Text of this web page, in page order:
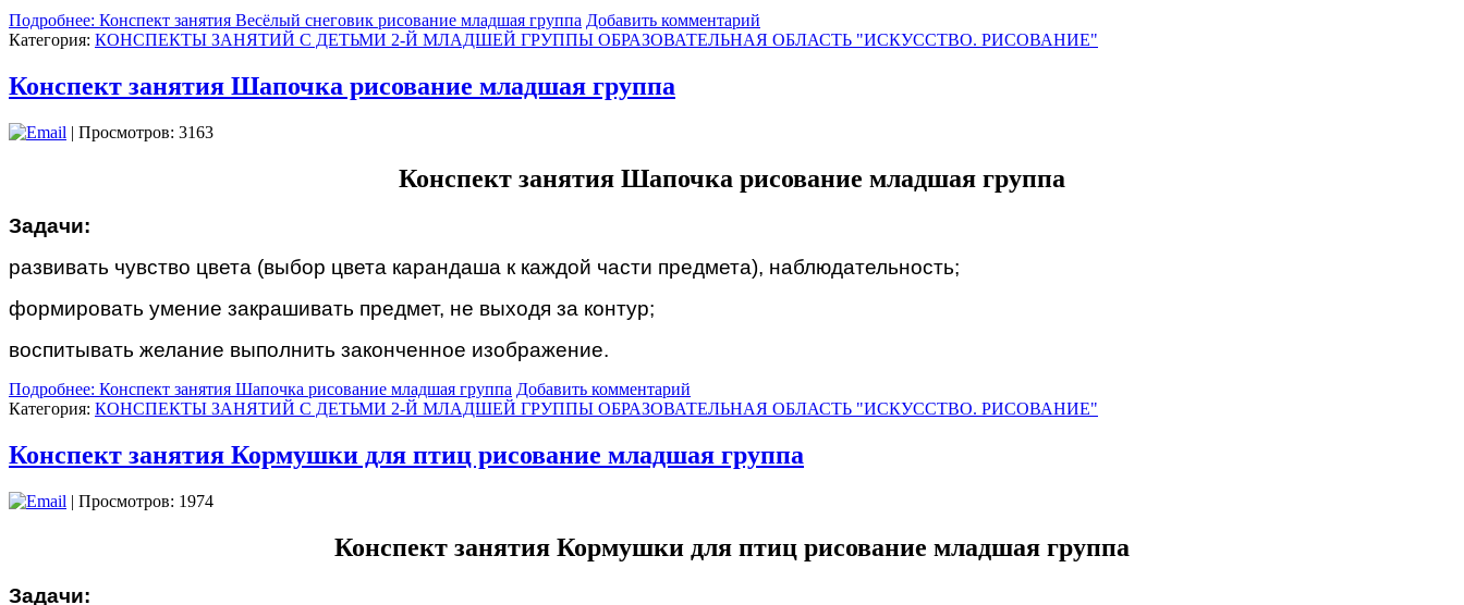
Подробнее: Конспект занятия Весёлый снеговик рисование младшая группа Добавить комментарий
Категория: КОНСПЕКТЫ ЗАНЯТИЙ С ДЕТЬМИ 2-Й МЛАДШЕЙ ГРУППЫ ОБРАЗОВАТЕЛЬНАЯ ОБЛАСТЬ "ИСКУССТВО. РИСОВАНИЕ"
Конспект занятия Шапочка рисование младшая группа
| Просмотров: 3163
Конспект занятия Шапочка рисование младшая группа
Задачи:
развивать чувство цвета (выбор цвета карандаша к каждой части предмета), наблюдательность;
формировать умение закрашивать предмет, не выходя за контур;
воспитывать желание выполнить законченное изображение.
Подробнее: Конспект занятия Шапочка рисование младшая группа Добавить комментарий
Категория: КОНСПЕКТЫ ЗАНЯТИЙ С ДЕТЬМИ 2-Й МЛАДШЕЙ ГРУППЫ ОБРАЗОВАТЕЛЬНАЯ ОБЛАСТЬ "ИСКУССТВО. РИСОВАНИЕ"
Конспект занятия Кормушки для птиц рисование младшая группа
| Просмотров: 1974
Конспект занятия Кормушки для птиц рисование младшая группа
Задачи: